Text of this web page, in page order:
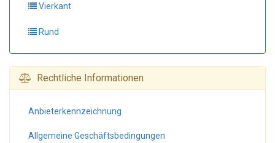
Vierkant
Rund
Rechtliche Informationen
Anbieter­kennzeichnung
Allgemeine Geschäfts­bedingungen